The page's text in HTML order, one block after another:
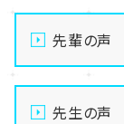
先輩の声
先生の声